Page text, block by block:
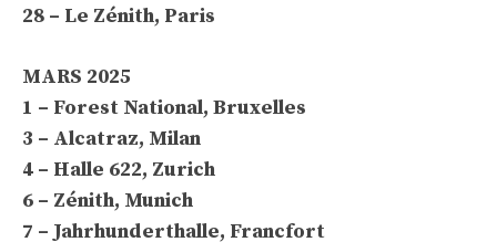
28 – Le Zénith, Paris
MARS 2025
1 – Forest National, Bruxelles
3 – Alcatraz, Milan
4 – Halle 622, Zurich
6 – Zénith, Munich
7 – Jahrhunderthalle, Francfort